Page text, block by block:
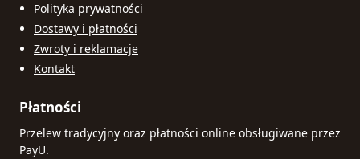
Polityka prywatności
Dostawy i płatności
Zwroty i reklamacje
Kontakt
Płatności
Przelew tradycyjny oraz płatności online obsługiwane przez
PayU.